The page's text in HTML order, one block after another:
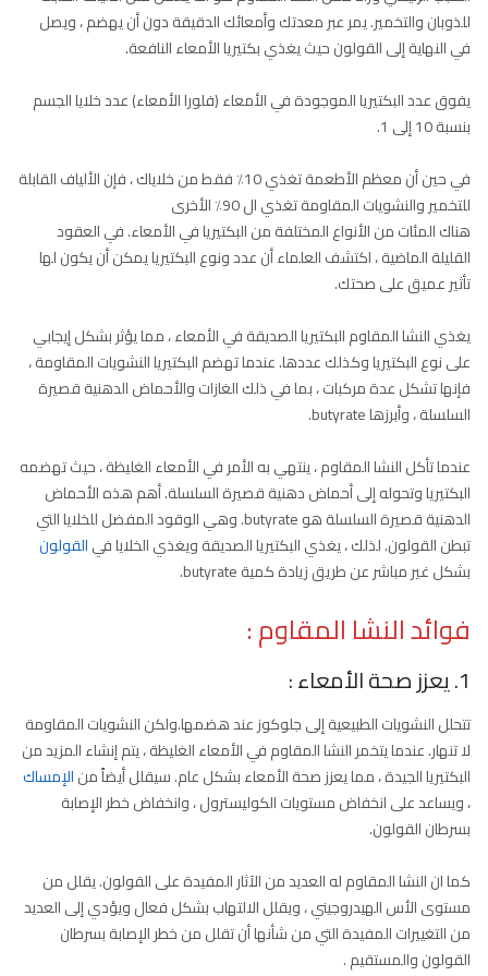
للذوبان والتخمير. يمر عبر معدتك وأمعائك الدقيقة دون أن يهضم ، ويصل
في النهاية إلى القولون حيث يغذي بكتيريا الأمعاء النافعة.
يفوق عدد البكتيريا الموجودة في الأمعاء (فلورا الأمعاء) عدد خلايا الجسم
بنسبة 10 إلى 1.
في حين أن معظم الأطعمة تغذي 10٪ فقط من خلاياك ، فإن الألياف القابلة
للتخمير والنشويات المقاومة تغذي ال 90٪ الأخرى
هناك المئات من الأنواع المختلفة من البكتيريا في الأمعاء. في العقود
القليلة الماضية ، اكتشف العلماء أن عدد ونوع البكتيريا يمكن أن يكون لها
تأثير عميق على صحتك.
يغذي النشا المقاوم البكتيريا الصديقة في الأمعاء ، مما يؤثر بشكل إيجابي
على نوع البكتيريا وكذلك عددها. عندما تهضم البكتيريا النشويات المقاومة ،
فإنها تشكل عدة مركبات ، بما في ذلك الغازات والأحماض الدهنية قصيرة
السلسلة ، وأبرزها butyrate.
عندما تأكل النشا المقاوم ، ينتهي به الأمر في الأمعاء الغليظة ، حيث تهضمه
البكتيريا وتحوله إلى أحماض دهنية قصيرة السلسلة. أهم هذه الأحماض
الدهنية قصيرة السلسلة هو butyrate. وهي الوقود المفضل للخلايا التي
تبطن القولون. لذلك ، يغذي البكتيريا الصديقة ويغذي الخلايا فيالقولون
بشكل غير مباشر عن طريق زيادة كمية butyrate.
فوائد النشا المقاوم:
1. يعزز صحة الأمعاء :
تتحلل النشويات الطبيعية إلى جلوكوز عند هضمها.ولكن النشويات المقاومة
لا تنهار. عندما يتخمر النشا المقاوم في الأمعاء الغليظة ، يتم إنشاء المزيد من
البكتيريا الجيدة ، مما يعزز صحة الأمعاء بشكل عام. سيقلل أيضاً منالإمساك
، ويساعد على انخفاض مستويات الكوليسترول ، وانخفاض خطر الإصابة
بسرطان القولون.
كما ان النشا المقاوم له العديد من الآثار المفيدة على القولون. يقلل من
مستوى الأس الهيدروجيني ، ويقلل الالتهاب بشكل فعال ويؤدي إلى العديد
من التغييرات المفيدة التي من شأنها أن تقلل من خطر الإصابة بسرطان
القولون والمستقيم .